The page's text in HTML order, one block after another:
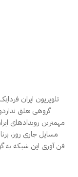
تلویزیون ایران
گروهی تعلق
مسایل جاری روز،
فن آوری این شبکه به